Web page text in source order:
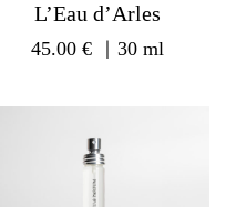
L’Eau d’Arles
45.00€ ｜30 ml